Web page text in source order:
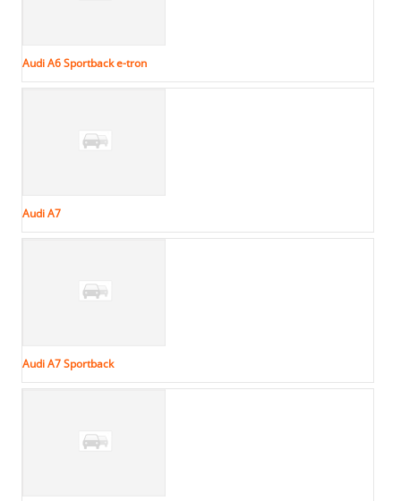
Audi A6 Sportback e-tron
Audi A7
Audi A7 Sportback